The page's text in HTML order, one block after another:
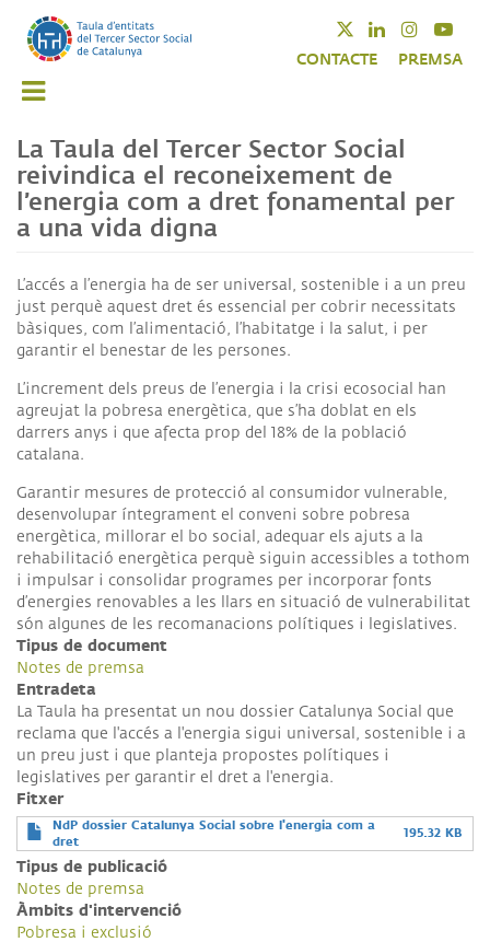
TwitterLinkedin
CONTACTE PREMSA
La Taula del Tercer Sector Social
reivindica el reconeixement de
l’energia com a dret fonamental per
a una vida digna
L’accés a l’energia ha de ser universal, sostenible i a un preu
just perquè aquest dret és essencial per cobrir necessitats
bàsiques, com l’alimentació, l’habitatge i la salut, i per
garantir el benestar de les persones.
L’increment dels preus de l’energia i la crisi ecosocial han
agreujat la pobresa energètica, que s’ha doblat en els
darrers anys i que afecta prop del 18% de la població
catalana.
Garantir mesures de protecció al consumidor vulnerable,
desenvolupar íntegrament el conveni sobre pobresa
energètica, millorar el bo social, adequar els ajuts a la
rehabilitació energètica perquè siguin accessibles a tothom
i impulsar i consolidar programes per incorporar fonts
d’energies renovables a les llars en situació de vulnerabilitat
són algunes de les recomanacions polítiques i legislatives.
Tipus de document
Notes de premsa
Entradeta
La Taula ha presentat un nou dossier Catalunya Social que
reclama que l'accés a l'energia sigui universal, sostenible i a
un preu just i que planteja propostes polítiques i
legislatives per garantir el dret a l'energia.
Fitxer
NdP dossier Catalunya Social sobre l'energia com a
dret
195.32 KB
Tipus de publicació
Notes de premsa
Àmbits d'intervenció
Pobresa i exclusió